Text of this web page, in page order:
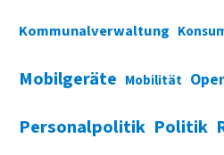
Kommunalverwaltung
Mobilgeräte Mobilität
Personalpolitik Politik